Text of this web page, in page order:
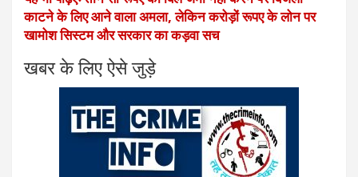
काटने के लिए आने वाला अमला, लेकिन करोड़ों रूपए के लोन पर
खामोश सिस्टम और सरकार का कड़वा सच
खबर के लिए ऐसे जुड़े